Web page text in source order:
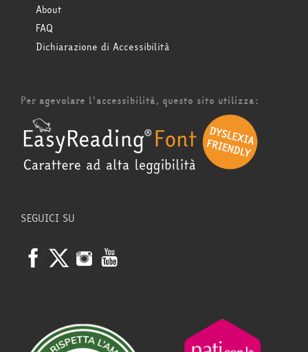
About
FAQ
Dichiarazione di Accessibilità
Per agevolare l'accessibilità, questo sito utilizza:
SEGUICI SU